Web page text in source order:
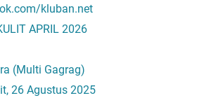
kluban.net
APRIL 2026
(Multi Gagrag)
26 Agustus 2025